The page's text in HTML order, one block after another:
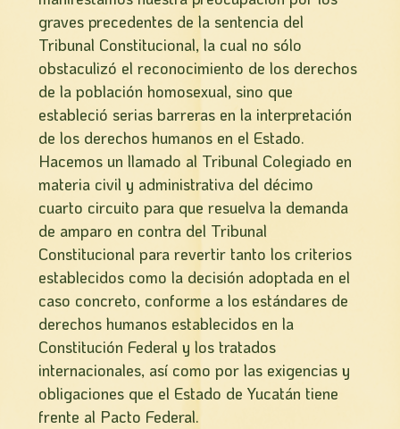
graves precedentes de la sentencia del
Tribunal Constitucional, la cual no sólo
obstaculizó el reconocimiento de los derechos
de la población homosexual, sino que
estableció serias barreras en la interpretación
de los derechos humanos en el Estado.
Hacemos un llamado al Tribunal Colegiado en
materia civil y administrativa del décimo
cuarto circuito para que resuelva la demanda
de amparo en contra del Tribunal
Constitucional para revertir tanto los criterios
establecidos como la decisión adoptada en el
caso concreto, conforme a los estándares de
derechos humanos establecidos en la
Constitución Federal y los tratados
internacionales, así como por las exigencias y
obligaciones que el Estado de Yucatán tiene
frente al Pacto Federal.